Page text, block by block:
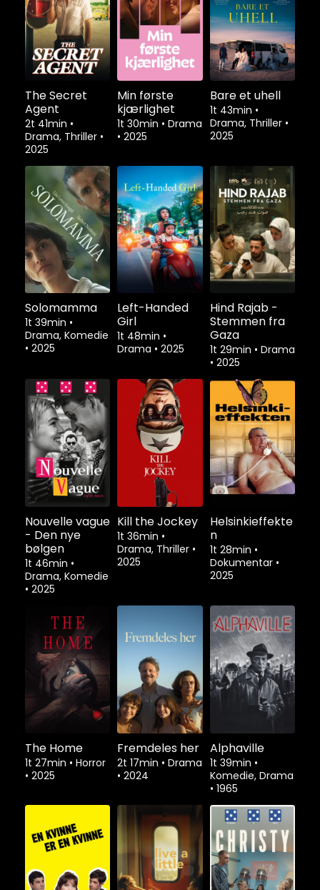
The Secret
Agent
2t 41min •
Drama, Thriller •
2025
Min første
kjærlighet
1t 30min • Drama
• 2025
Bare et uhell
1t 43min •
Drama, Thriller •
2025
Solomamma
1t 39min •
Drama, Komedie
• 2025
Left-Handed
Girl
1t 48min •
Drama • 2025
Hind Rajab -
Stemmen fra
Gaza
1t 29min • Drama
• 2025
Nouvelle vague
- Den nye
bølgen
1t 46min •
Drama, Komedie
• 2025
Kill the Jockey
1t 36min •
Drama, Thriller •
2025
Helsinkieffekte
n
1t 28min •
Dokumentar •
2025
The Home
1t 27min • Horror
• 2025
Fremdeles her
2t 17min • Drama
• 2024
Alphaville
1t 39min •
Komedie, Drama
• 1965